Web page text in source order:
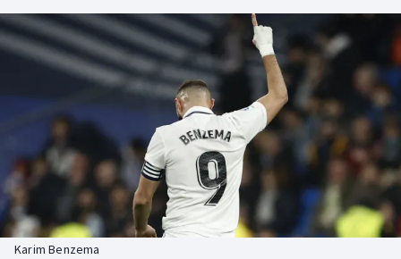
Cyklistika
DALŠÍ SPORTY
Americký fotbal
Baseball a softbal
Basketbal
Biatlon
NEPŘEHLÉDNĚTE
Soutěže
Historické návraty
Aplikace ČT sport
Karim Benzema